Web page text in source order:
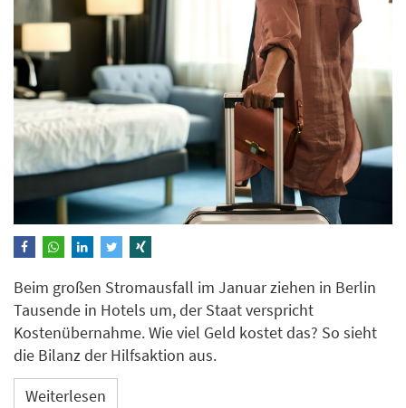
Beim großen Stromausfall im Januar ziehen in Berlin
Tausende in Hotels um, der Staat verspricht
Kostenübernahme. Wie viel Geld kostet das? So sieht
die Bilanz der Hilfsaktion aus.
Weiterlesen